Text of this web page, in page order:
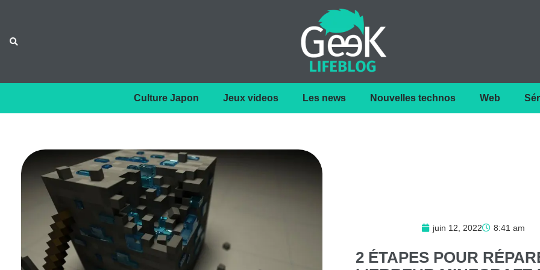
Culture Japon Jeux videos Les news Nouvelles technos Web
juin 12, 2022 8:41 am
2 ÉTAPES POUR